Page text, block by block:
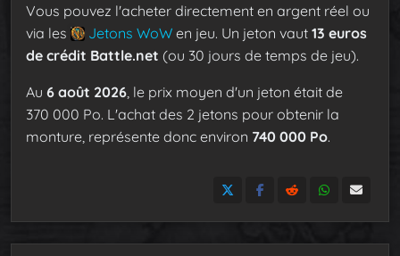
Vous pouvez l'acheter directement en argent réel ou
via les
Jetons WoW en jeu. Un jeton vaut 13 euros
de crédit Battle.net (ou 30 jours de temps de jeu).
Au 6 août 2026 , le prix moyen d'un jeton était de
370 000 Po. L'achat des 2 jetons pour obtenir la
monture, représente donc environ 740 000 Po.